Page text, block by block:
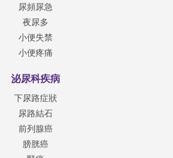
尿頻尿急
夜尿多
小便失禁
小便疼痛
泌尿科疾病
下尿路症狀
尿路結石
前列腺癌
膀胱癌